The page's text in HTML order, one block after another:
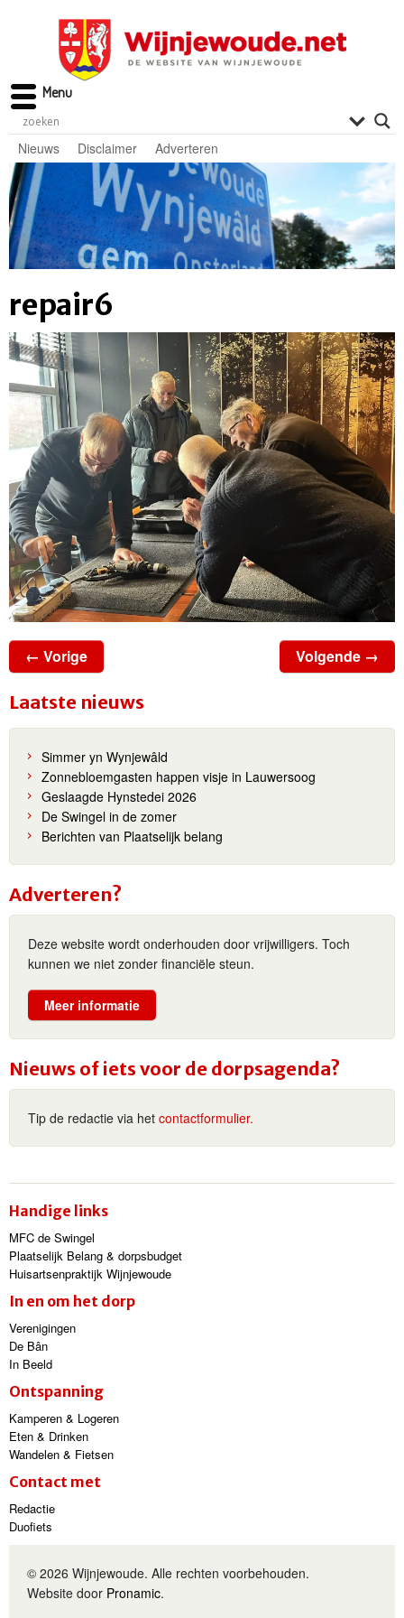
Nieuws Disclaimer Adverteren
repair6
← Vorige Volgende →
Laatste nieuws
Simmer yn Wynjewâld
Zonnebloemgasten happen visje in Lauwersoog
Geslaagde Hynstedei 2026
De Swingel in de zomer
Berichten van Plaatselijk belang
Adverteren?
Deze website wordt onderhouden door vrijwilligers. Toch
kunnen we niet zonder financiële steun.
Meer informatie
Nieuws of iets voor de dorpsagenda?
Tip de redactie via het contactformulier.
Handige links
MFC de Swingel
Plaatselijk Belang & dorpsbudget
Huisartsenpraktijk Wijnjewoude
In en om het dorp
Verenigingen
De Bân
In Beeld
Ontspanning
Kamperen & Logeren
Eten & Drinken
Wandelen & Fietsen
Contact met
Redactie
Duofiets
© 2026 Wijnjewoude. Alle rechten voorbehouden.
Website door Pronamic.
Menu